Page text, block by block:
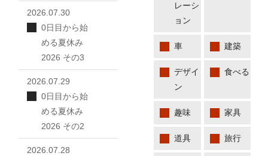
レーシ
ョン
車 建築
デザイ
ン
食べる
趣味 家具
道具 旅行
2026.07.30
0日目から始
める夏休み
2026 その3
2026.07.29
0日目から始
める夏休み
2026 その2
2026.07.28